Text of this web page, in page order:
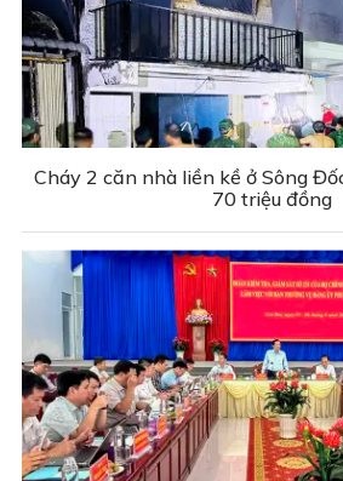
Cháy 2 căn nhà liền kề ở Sông
70 triệu đồng